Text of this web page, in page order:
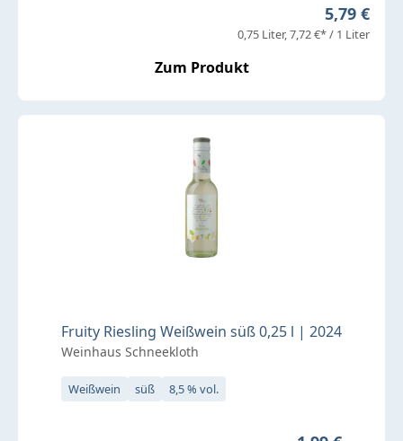
Regulärer
5,79 €
0,75 Liter 7,72 €* / 1 Liter
Zum Produkt
Fruity Riesling Weißwein süß 0,25 l | 2024
Weinhaus Schneekloth
Weißwein süß 8,5 % vol.